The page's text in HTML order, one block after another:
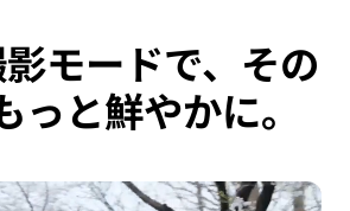
モードで、その
っと鮮やかに。